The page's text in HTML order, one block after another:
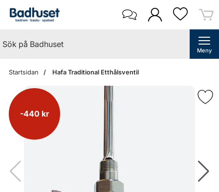
Meny
Startsidan Hafa Traditional Etthålsventil
-440 kr